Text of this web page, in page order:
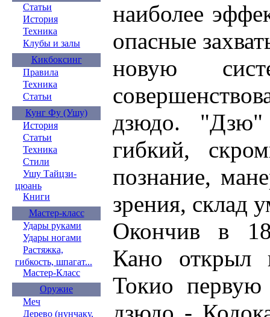
Статьи
История
Техника
Клубы и залы
Кикбоксинг
Правила
Техника
Статьи
Кунг Фу (Ушу)
История
Статьи
Техника
Стили
Ушу Тайцзи-
цюань
Книги
Мастер-класс
Удары руками
Удары ногами
Растяжка,
гибкость, шпагат...
Мастер-Класс
Оружие
Меч
Дерево (нунчаку,
наиболее
опасные
новую
дзюдо.
гибкий,
познание,
зрения, склад
Окончив в
Кано открыл
Токио